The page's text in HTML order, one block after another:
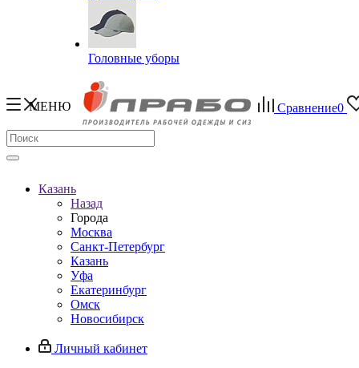
Головные уборы
МЕНЮ Сравнение0
Казань
Назад
Города
Москва
Санкт-Петербург
Казань
Уфа
Екатеринбург
Омск
Новосибирск
Личный кабинет